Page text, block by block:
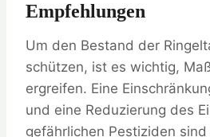
Empfehlungen
Um den Bestand der
schützen, ist es wichtig,
ergreifen. Eine
und eine Reduzierung des
gefährlichen Pestiziden